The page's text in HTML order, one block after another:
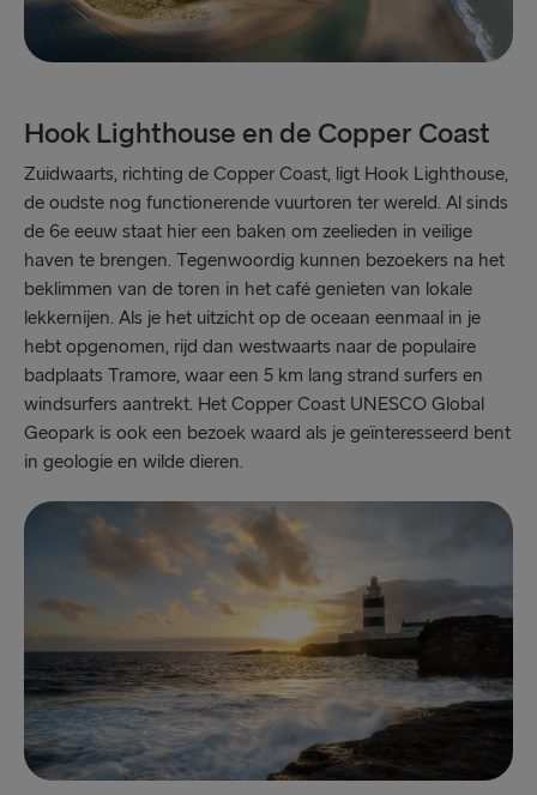
Hook Lighthouse en de Copper Coast
Zuidwaarts, richting de Copper Coast, ligt Hook Lighthouse,
de oudste nog functionerende vuurtoren ter wereld. Al sinds
de 6e eeuw staat hier een baken om zeelieden in veilige
haven te brengen. Tegenwoordig kunnen bezoekers na het
beklimmen van de toren in het café genieten van lokale
lekkernijen. Als je het uitzicht op de oceaan eenmaal in je
hebt opgenomen, rijd dan westwaarts naar de populaire
badplaats Tramore, waar een 5 km lang strand surfers en
windsurfers aantrekt. Het Copper Coast UNESCO Global
Geopark is ook een bezoek waard als je geïnteresseerd bent
in geologie en wilde dieren.